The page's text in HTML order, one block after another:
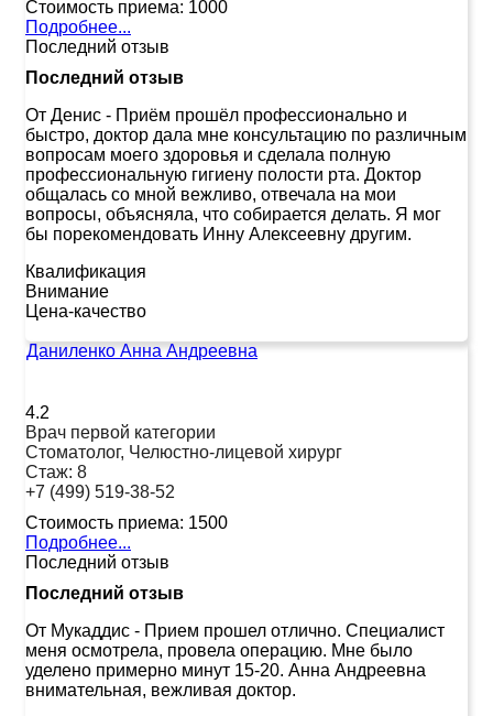
Стоимость приема: 1000
Подробнее...
Последний отзыв
Последний отзыв
От Денис - Приём прошёл профессионально и
быстро, доктор дала мне консультацию по различным
вопросам моего здоровья и сделала полную
профессиональную гигиену полости рта. Доктор
общалась со мной вежливо, отвечала на мои
вопросы, объясняла, что собирается делать. Я мог
бы порекомендовать Инну Алексеевну другим.
Квалификация
Внимание
Цена-качество
Даниленко Анна Андреевна
4.2
Врач первой категории
Стоматолог, Челюстно-лицевой хирург
Стаж: 8
+7 (499) 519-38-52
Стоимость приема: 1500
Подробнее...
Последний отзыв
Последний отзыв
От Мукаддис - Прием прошел отлично. Специалист
меня осмотрела, провела операцию. Мне было
уделено примерно минут 15-20. Анна Андреевна
внимательная, вежливая доктор.